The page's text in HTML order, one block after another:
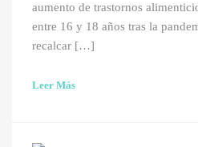
aumento de trastornos
entre 16 y 18 años tras la
recalcar […]
Leer Más